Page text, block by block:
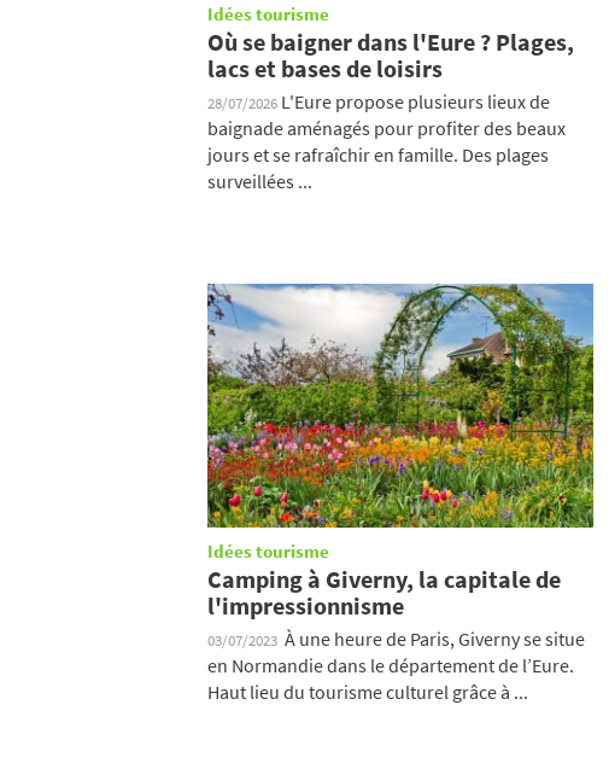
Idées tourisme
Où se baigner dans l'Eure ? Plages,
lacs et bases de loisirs
28/07/2026 L'Eure propose plusieurs lieux de
baignade aménagés pour profiter des beaux
jours et se rafraîchir en famille. Des plages
surveillées ...
Idées tourisme
Camping à Giverny, la capitale de
l'impressionnisme
03/07/2023 À une heure de Paris, Giverny se situe
en Normandie dans le département de l’Eure.
Haut lieu du tourisme culturel grâce à ...